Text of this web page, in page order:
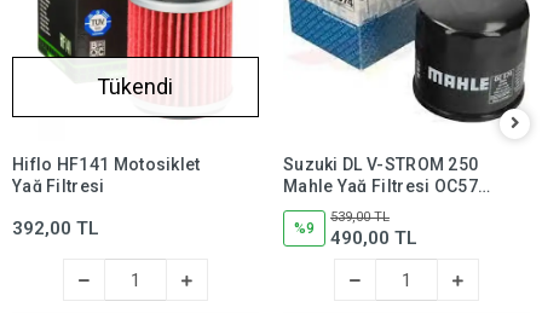
Tükendi
Hiflo HF141 Motosiklet
Yağ Filtresi
392,00 TL
Suzuki DL V-STROM 250
Mahle Yağ Filtresi OC574,
dl250,dlv250
%9
539,00 TL
490,00 TL